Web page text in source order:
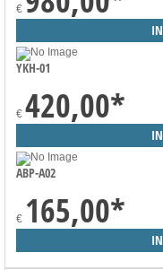
€
YKH-01
€ 420,00*
ABP-A02
€ 165,00*